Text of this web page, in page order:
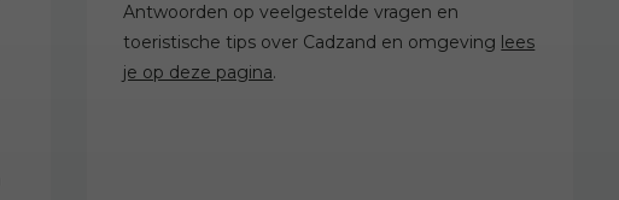
Antwoorden op veelgestelde vragen en
toeristische tips over Cadzand en omgeving lees
je op deze pagina.